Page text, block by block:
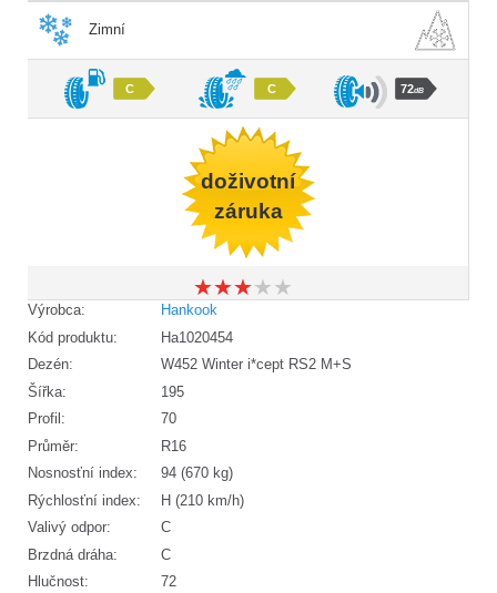
Zimní
C C 72dB
doživotní
záruka
★★★★★
★★★★★
Výrobca:
Hankook
Kód produktu:
Ha1020454
Dezén:
W452 Winter i*cept RS2 M+S
Šířka:
195
Profil:
70
Průměr:
R16
Nosnosťní index:
94 (670 kg)
Rýchlosťní index:
H (210 km/h)
Valivý odpor:
C
Brzdná dráha:
C
Hlučnost:
72